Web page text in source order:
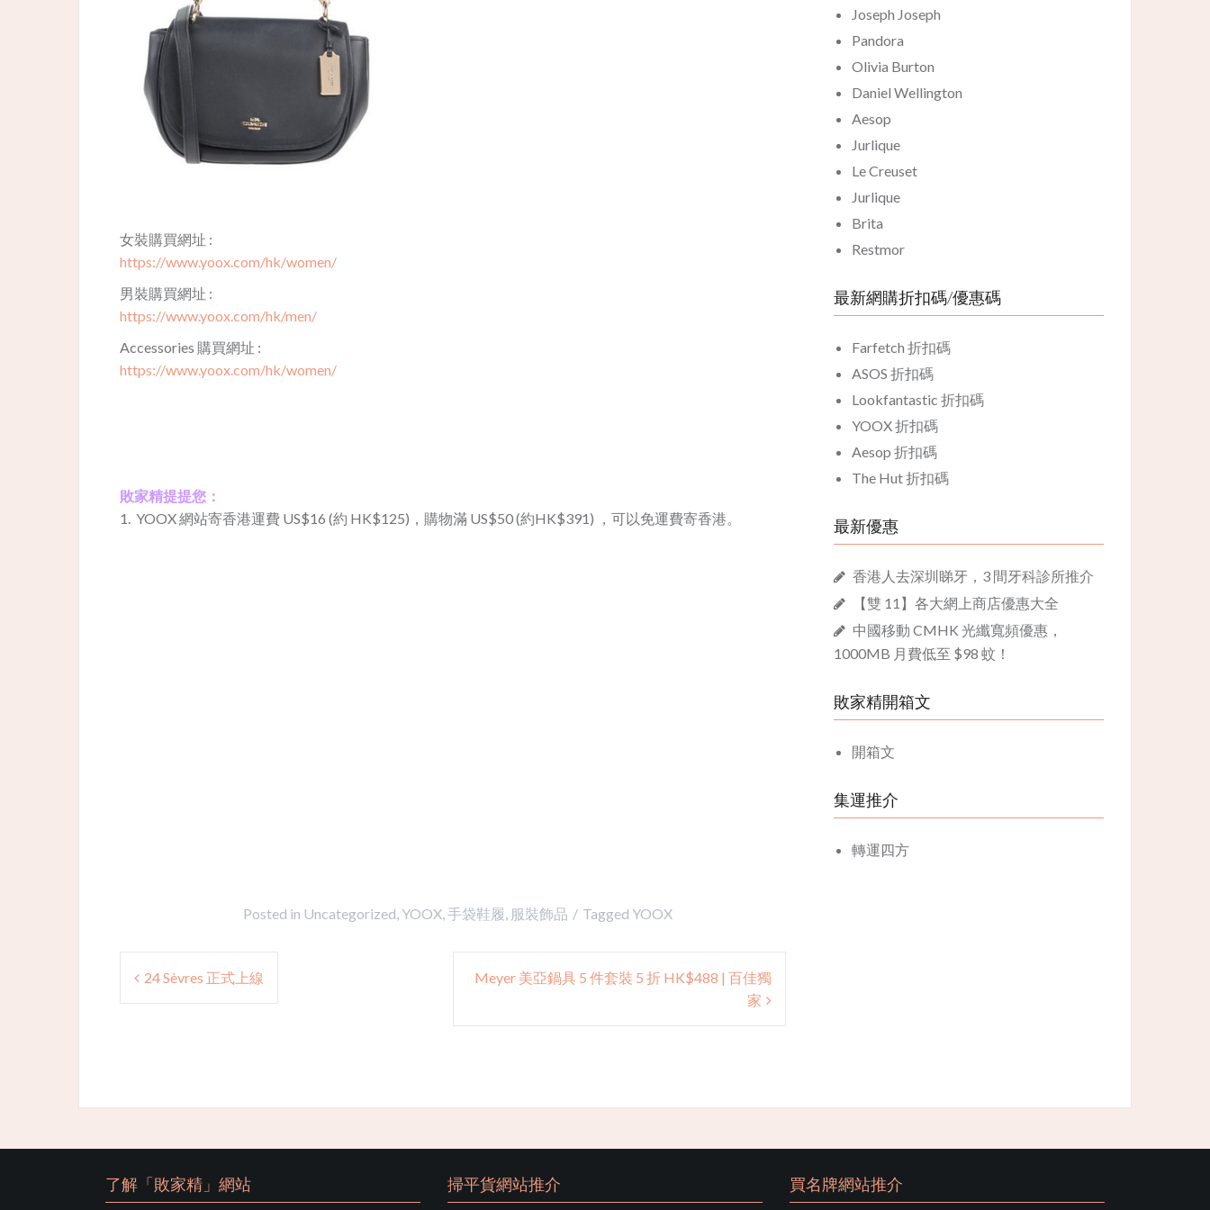
女裝購買網址 :
https://www.yoox.com/hk/women/
男裝購買網址 :
https://www.yoox.com/hk/men/
Accessories 購買網址 :
https://www.yoox.com/hk/women/
敗家精提提您：
1. YOOX 網站寄香港運費 US$16 (約 HK$125)，購物滿 US$50 (約HK$391) ，可以免運費寄香港。
Posted in Uncategorized, YOOX,手袋鞋履, 服裝飾品 Tagged YOOX
Post
navigation
24 Sèvres 正式上線
Meyer 美亞鍋具 5 件套裝 5 折 HK$488 | 百佳獨
家
Joseph Joseph
Pandora
Olivia Burton
Daniel Wellington
Aesop
Jurlique
Le Creuset
Jurlique
Brita
Restmor
最新網購折扣碼/優惠碼
Farfetch 折扣碼
ASOS 折扣碼
Lookfantastic 折扣碼
YOOX 折扣碼
Aesop 折扣碼
The Hut 折扣碼
最新優惠
香港人去深圳睇牙，3 間牙科診所推介
【雙 11】各大網上商店優惠大全
中國移動 CMHK 光纖寬頻優惠，
1000MB 月費低至 $98 蚊！
敗家精開箱文
開箱文
集運推介
轉運四方
了解「敗家精」網站 掃平貨網站推介 買名牌網站推介